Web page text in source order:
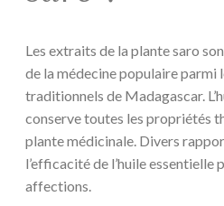
Les extraits de la plante saro
de la médecine populaire parmi
traditionnels de Madagascar.
conserve toutes les propriétés
plante médicinale. Divers
l’efficacité de l’huile
affections.